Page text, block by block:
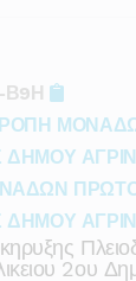
Β9Η
2ου